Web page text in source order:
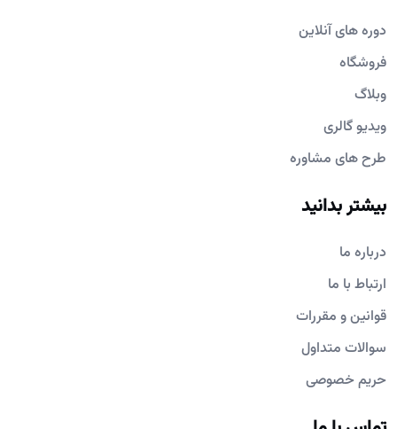
دوره های آنلاین
فروشگاه
وبلاگ
ویدیو گالری
طرح های مشاوره
بیشتر بدانید
درباره ما
ارتباط با ما
قوانین و مقررات
سوالات متداول
حریم خصوصی